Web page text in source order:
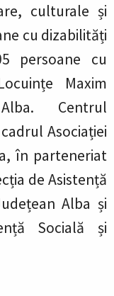
culturale și
cu dizabilități
persoane cu
Maxim
Centrul
Asociației
în parteneriat
de Asistență
Alba și
Socială și